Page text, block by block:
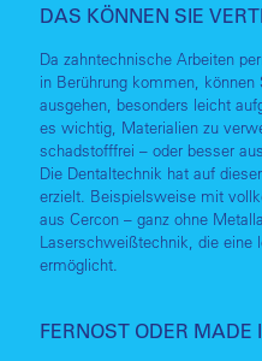
DAS KÖNNEN SIE
Da zahntechnische Arbeiten
in Berührung kommen,
ausgehen, besonders leicht
es wichtig, Materialien zu
schadstofffrei – oder besser
Die Dentaltechnik hat auf
erzielt. Beispielsweise mit
aus Cercon – ganz ohne
Laserschweißtechnik, die eine
ermöglicht.
FERNOST ODER MADE